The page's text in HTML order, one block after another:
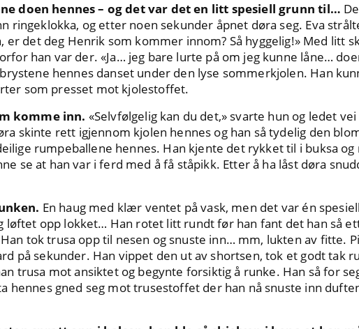
doen hennes – og det var det en litt spesiell grunn til…
ringeklokka, og etter noen sekunder åpnet døra seg. Eva
det deg Henrik som kommer innom? Så hyggelig!» Med litt
han var der. «Ja… jeg bare lurte på om jeg kunne låne…
hennes danset under den lyse sommerkjolen. Han
som presset mot kjolestoffet.
komme inn. «Selvfølgelig kan du det,» svarte hun og ledet
skinte rett igjennom kjolen hennes og han så tydelig den
rumpeballene hennes. Han kjente det rykket til i buksa
se at han var i ferd med å få ståpikk. Etter å ha låst døra
En haug med klær ventet på vask, men det var én
løftet opp lokket… Han rotet litt rundt før han fant det han så
tok trusa opp til nesen og snuste inn… mm, lukten av fitte.
på sekunder. Han vippet den ut av shortsen, tok et godt tak
trusa mot ansiktet og begynte forsiktig å runke. Han så for
hennes gned seg mot trusestoffet der han nå snuste inn